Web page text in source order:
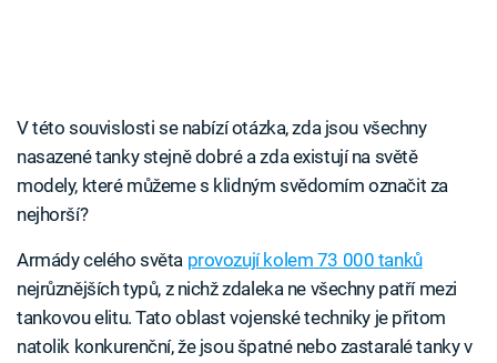
V této souvislosti se nabízí otázka, zda jsou všechny
nasazené tanky stejně dobré a zda existují na světě
modely, které můžeme s klidným svědomím označit za
nejhorší?
Armády celého světa provozují kolem 73 000 tanků
nejrůznějších typů, z nichž zdaleka ne všechny patří mezi
tankovou elitu. Tato oblast vojenské techniky je přitom
natolik konkurenční, že jsou špatné nebo zastaralé tanky v